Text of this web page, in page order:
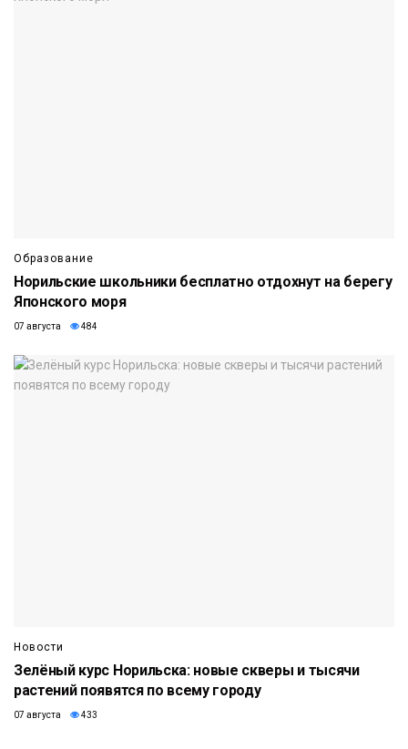
Образование
Норильские школьники бесплатно отдохнут на берегу
Японского моря
07 августа 484
Новости
Зелёный курс Норильска: новые скверы и тысячи
растений появятся по всему городу
07 августа 433